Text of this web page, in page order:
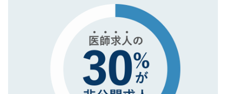
で、機密保持に関してもご安心ください。